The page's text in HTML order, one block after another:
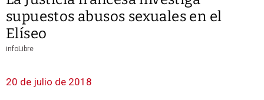
supuestos abusos sexuales en el
Elíseo
infoLibre
20 de julio de 2018